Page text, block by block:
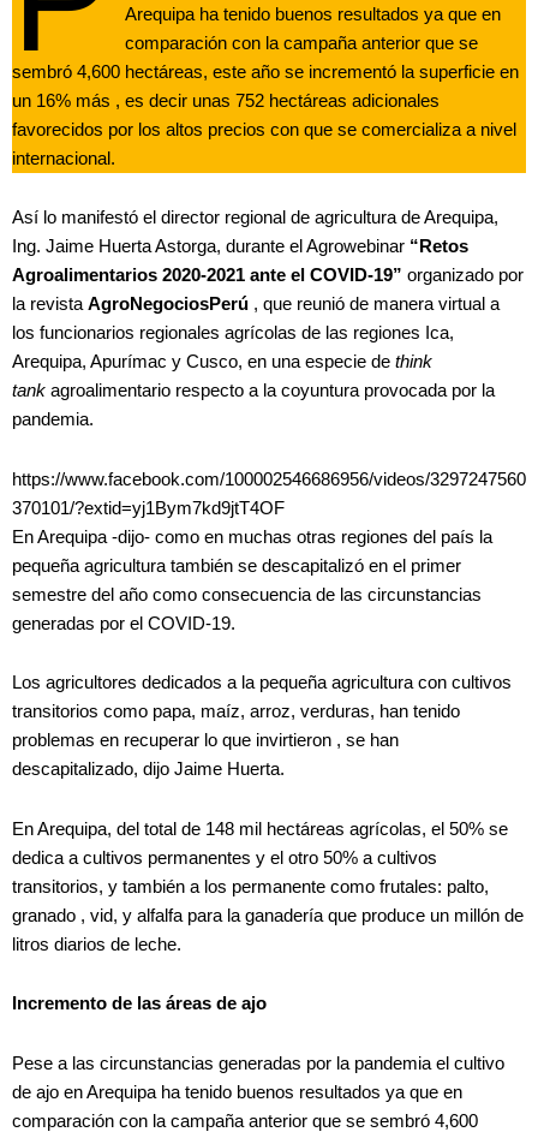
Arequipa ha tenido buenos resultados ya que en
comparación con la campaña anterior que se
sembró 4,600 hectáreas, este año se incrementó la superficie en
un 16% más , es decir unas 752 hectáreas adicionales
favorecidos por los altos precios con que se comercializa a nivel
internacional.
Así lo manifestó el director regional de agricultura de Arequipa,
Ing. Jaime Huerta Astorga, durante el Agrowebinar “Retos
Agroalimentarios 2020-2021 ante el COVID-19” organizado por
la revista AgroNegociosPerú , que reunió de manera virtual a
los funcionarios regionales agrícolas de las regiones Ica,
Arequipa, Apurímac y Cusco, en una especie de think
tank agroalimentario respecto a la coyuntura provocada por la
pandemia.
https://www.facebook.com/100002546686956/videos/3297247560
370101/?extid=yj1Bym7kd9jtT4OF
En Arequipa -dijo- como en muchas otras regiones del país la
pequeña agricultura también se descapitalizó en el primer
semestre del año como consecuencia de las circunstancias
generadas por el COVID-19.
Los agricultores dedicados a la pequeña agricultura con cultivos
transitorios como papa, maíz, arroz, verduras, han tenido
problemas en recuperar lo que invirtieron , se han
descapitalizado, dijo Jaime Huerta.
En Arequipa, del total de 148 mil hectáreas agrícolas, el 50% se
dedica a cultivos permanentes y el otro 50% a cultivos
transitorios, y también a los permanente como frutales: palto,
granado , vid, y alfalfa para la ganadería que produce un millón de
litros diarios de leche.
Incremento de las áreas de ajo
Pese a las circunstancias generadas por la pandemia el cultivo
de ajo en Arequipa ha tenido buenos resultados ya que en
comparación con la campaña anterior que se sembró 4,600